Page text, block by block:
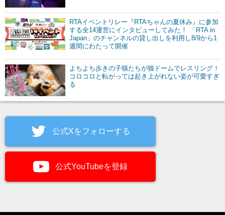
RTAイベントリレー『RTAちゃんの夏休み』に参加
する全14運営にインタビューしてみた！ 「RTA in
Japan」のチャンネルの貸し出しを利用し8/9から1
週間にわたって開催
よちよち歩きの子猫たちが猫ドームでレスリング！
コロコロと転がっては起き上がれない姿が可愛すぎ
る
公式Xをフォローする
公式YouTubeを登録